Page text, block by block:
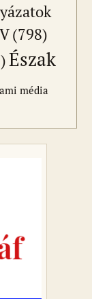
(798)
Észak
média